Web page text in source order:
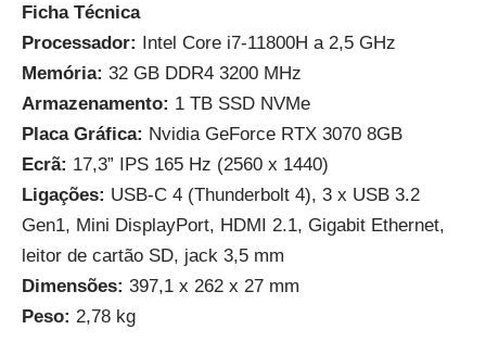
Ficha Técnica
Processador: Intel Core i7-11800H a 2,5 GHz
Memória: 32 GB DDR4 3200 MHz
Armazenamento: 1 TB SSD NVMe
Placa Gráfica: Nvidia GeForce RTX 3070 8GB
Ecrã: 17,3” IPS 165 Hz (2560 x 1440)
Ligações: USB-C 4 (Thunderbolt 4), 3 x USB 3.2
Gen1, Mini DisplayPort, HDMI 2.1, Gigabit Ethernet,
leitor de cartão SD, jack 3,5 mm
Dimensões: 397,1 x 262 x 27 mm
Peso: 2,78 kg